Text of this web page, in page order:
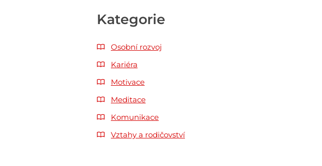
Kategorie
Osobní rozvoj
Kariéra
Motivace
Meditace
Komunikace
Vztahy a rodičovství